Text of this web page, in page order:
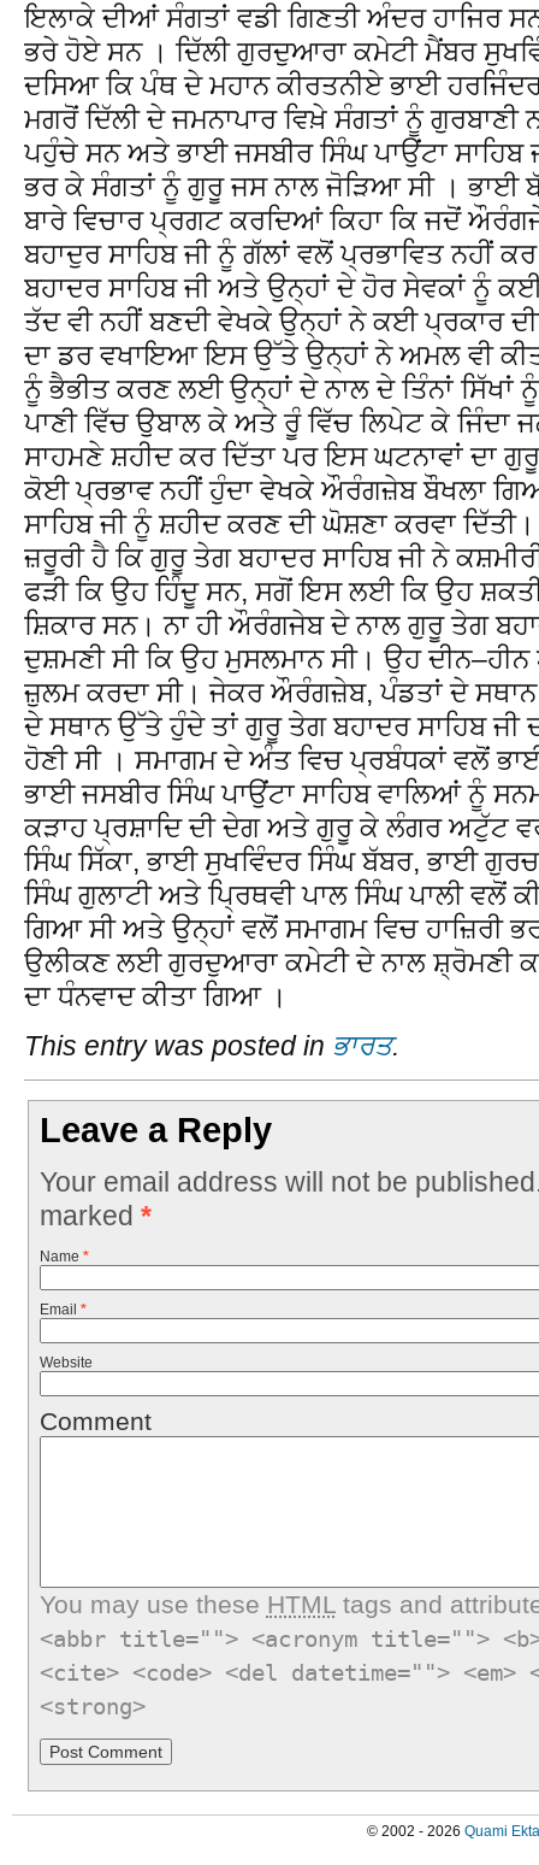
ਇਲਾਕੇ ਦੀਆਂ ਸੰਗਤਾਂ ਵਡੀ ਗਿਣਤੀ ਅੰਦਰ ਹਾਜਿਰ
ਭਰੇ ਹੋਏ ਸਨ । ਦਿੱਲੀ ਗੁਰਦੁਆਰਾ ਕਮੇਟੀ ਮੈਂਬਰ
ਦਸਿਆ ਕਿ ਪੰਥ ਦੇ ਮਹਾਨ ਕੀਰਤਨੀਏ ਭਾਈ
ਮਗਰੋਂ ਦਿੱਲੀ ਦੇ ਜਮਨਾਪਾਰ ਵਿਖ਼ੇ ਸੰਗਤਾਂ ਨੂੰ
ਪਹੁੰਚੇ ਸਨ ਅਤੇ ਭਾਈ ਜਸਬੀਰ ਸਿੰਘ ਪਾਉਂਟਾ ਸਾਹਿਬ
ਭਰ ਕੇ ਸੰਗਤਾਂ ਨੂੰ ਗੁਰੂ ਜਸ ਨਾਲ ਜੋੜਿਆ ਸੀ । ਭਾਈ
ਬਾਰੇ ਵਿਚਾਰ ਪ੍ਰਗਟ ਕਰਦਿਆਂ ਕਿਹਾ ਕਿ ਜਦੋਂ
ਬਹਾਦੁਰ ਸਾਹਿਬ ਜੀ ਨੂੰ ਗੱਲਾਂ ਵਲੋਂ ਪ੍ਰਭਾਵਿਤ ਨਹੀਂ
ਬਹਾਦਰ ਸਾਹਿਬ ਜੀ ਅਤੇ ਉਨ੍ਹਾਂ ਦੇ ਹੋਰ ਸੇਵਕਾਂ ਨੂੰ
ਤੱਦ ਵੀ ਨਹੀਂ ਬਣਦੀ ਵੇਖਕੇ ਉਨ੍ਹਾਂ ਨੇ ਕਈ ਪ੍ਰਕਾਰ
ਦਾ ਡਰ ਵਖਾਇਆ ਇਸ ਉੱਤੇ ਉਨ੍ਹਾਂ ਨੇ ਅਮਲ ਵੀ
ਨੂੰ ਭੈਭੀਤ ਕਰਣ ਲਈ ਉਨ੍ਹਾਂ ਦੇ ਨਾਲ ਦੇ ਤਿੰਨਾਂ ਸਿੱਖਾਂ
ਪਾਣੀ ਵਿੱਚ ਉਬਾਲ ਕੇ ਅਤੇ ਰੂੰ ਵਿੱਚ ਲਿਪੇਟ ਕੇ ਜਿੰਦਾ
ਸਾਹਮਣੇ ਸ਼ਹੀਦ ਕਰ ਦਿੱਤਾ ਪਰ ਇਸ ਘਟਨਾਵਾਂ ਦਾ
ਕੋਈ ਪ੍ਰਭਾਵ ਨਹੀਂ ਹੁੰਦਾ ਵੇਖਕੇ ਔਰੰਗਜ਼ੇਬ ਬੌਖਲਾ
ਸਾਹਿਬ ਜੀ ਨੂੰ ਸ਼ਹੀਦ ਕਰਣ ਦੀ ਘੋਸ਼ਣਾ ਕਰਵਾ
ਜ਼ਰੂਰੀ ਹੈ ਕਿ ਗੁਰੂ ਤੇਗ ਬਹਾਦਰ ਸਾਹਿਬ ਜੀ ਨੇ
ਫੜੀ ਕਿ ਉਹ ਹਿੰਦੂ ਸਨ, ਸਗੋਂ ਇਸ ਲਈ ਕਿ ਉਹ
ਸ਼ਿਕਾਰ ਸਨ। ਨਾ ਹੀ ਔਰੰਗਜੇਬ ਦੇ ਨਾਲ ਗੁਰੂ ਤੇਗ
ਦੁਸ਼ਮਣੀ ਸੀ ਕਿ ਉਹ ਮੁਸਲਮਾਨ ਸੀ। ਉਹ
ਜ਼ੁਲਮ ਕਰਦਾ ਸੀ। ਜੇਕਰ ਔਰੰਗਜ਼ੇਬ, ਪੰਡਤਾਂ ਦੇ
ਦੇ ਸਥਾਨ ਉੱਤੇ ਹੁੰਦੇ ਤਾਂ ਗੁਰੂ ਤੇਗ ਬਹਾਦਰ ਸਾਹਿਬ
ਹੋਣੀ ਸੀ । ਸਮਾਗਮ ਦੇ ਅੰਤ ਵਿਚ ਪ੍ਰਬੰਧਕਾਂ ਵਲੋਂ
ਭਾਈ ਜਸਬੀਰ ਸਿੰਘ ਪਾਉਂਟਾ ਸਾਹਿਬ ਵਾਲਿਆਂ ਨੂੰ
ਕੜਾਹ ਪ੍ਰਸ਼ਾਦਿ ਦੀ ਦੇਗ ਅਤੇ ਗੁਰੂ ਕੇ ਲੰਗਰ ਅਟੁੱਟ
ਸਿੰਘ ਸਿੱਕਾ, ਭਾਈ ਸੁਖਵਿੰਦਰ ਸਿੰਘ ਬੱਬਰ, ਭਾਈ
ਸਿੰਘ ਗੁਲਾਟੀ ਅਤੇ ਪ੍ਰਿਥਵੀ ਪਾਲ ਸਿੰਘ ਪਾਲੀ ਵਲੋਂ
ਗਿਆ ਸੀ ਅਤੇ ਉਨ੍ਹਾਂ ਵਲੋਂ ਸਮਾਗਮ ਵਿਚ ਹਾਜ਼ਿਰੀ
ਉਲੀਕਣ ਲਈ ਗੁਰਦੁਆਰਾ ਕਮੇਟੀ ਦੇ ਨਾਲ ਸ਼੍ਰੋਮਣੀ
ਦਾ ਧੰਨਵਾਦ ਕੀਤਾ ਗਿਆ ।
This entry was posted in ਭਾਰਤ.
Leave a Reply
Your email address will not be
marked *
Name *
Email *
Website
Comment
You may use these HTMLtags and
<abbr title=""> <acronym title="">
<cite> <code> <del datetime="">
<strong>
© 2002 - 2026 Quami